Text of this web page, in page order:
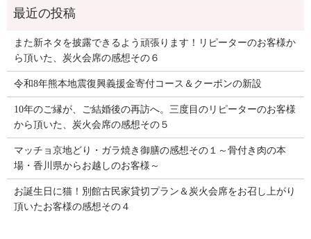
また新ネタを披露できるよう頑張ります！リピーターのお客様か
ら頂いた、炭火会席の感想その６
令和8年熊本地震復興義援金寄付コース＆クーポンの新設
10年のご縁が、ご結婚後の再訪へ。三度目のリピーターのお客様
から頂いた、炭火会席の感想その５
マッチョ京地どり・ガラ焼き御膳の感想その１～骨付き肉の本
場・香川県からお越しのお客様～
お誕生日に猫！別館古民家貸切プラン＆炭火会席をお召し上がり
頂いたお客様の感想その４